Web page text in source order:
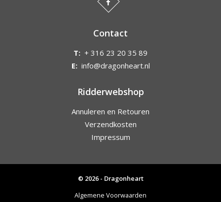
Contact
T: + 316 23 20 35 89
E: info@dragonheart.nl
Ridderwebshop
Annuleren en Retouren
Verzendkosten
Impressum
© 2026 - Dragonheart
Algemene Voorwaarden